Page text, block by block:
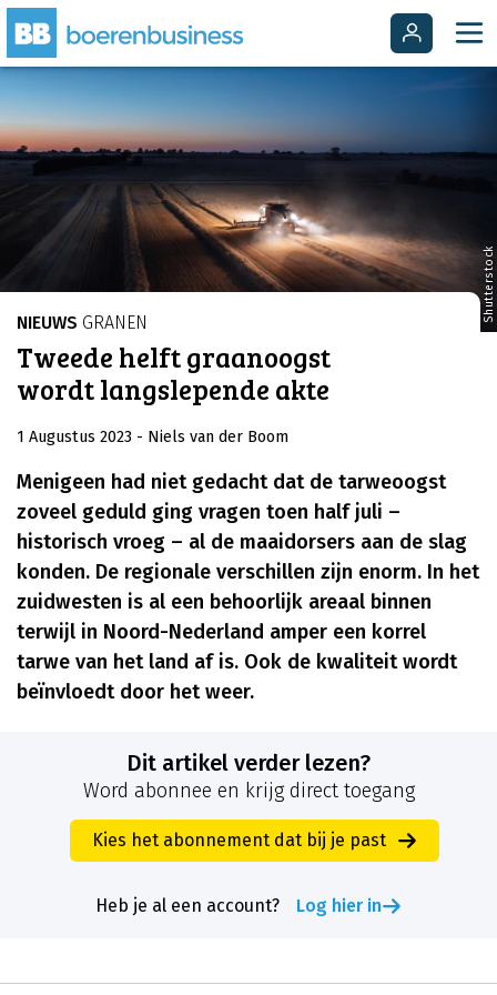
Shutterstock
NIEUWS GRANEN
Tweede helft graanoogst
wordt langslepende akte
1 Augustus 2023 - Niels van der Boom
Menigeen had niet gedacht dat de tarweoogst
zoveel geduld ging vragen toen half juli –
historisch vroeg – al de maaidorsers aan de slag
konden. De regionale verschillen zijn enorm. In het
zuidwesten is al een behoorlijk areaal binnen
terwijl in Noord-Nederland amper een korrel
tarwe van het land af is. Ook de kwaliteit wordt
beïnvloedt door het weer.
Dit artikel verder lezen?
Word abonnee en krijg direct toegang
Kies het abonnement dat bij je past
Heb je al een account? Log hier in